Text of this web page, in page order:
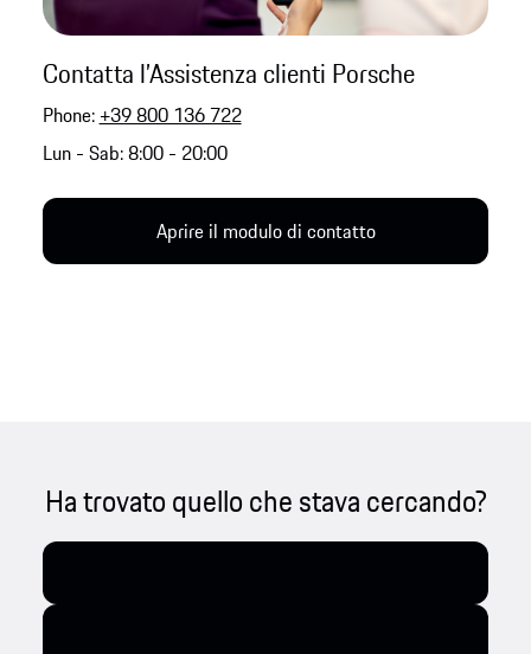
Contatta l’Assistenza clienti Porsche
Phone: +39 800 136 722
Lun - Sab: 8:00 - 20:00
Aprire il modulo di contatto
Ha trovato quello che stava cercando?